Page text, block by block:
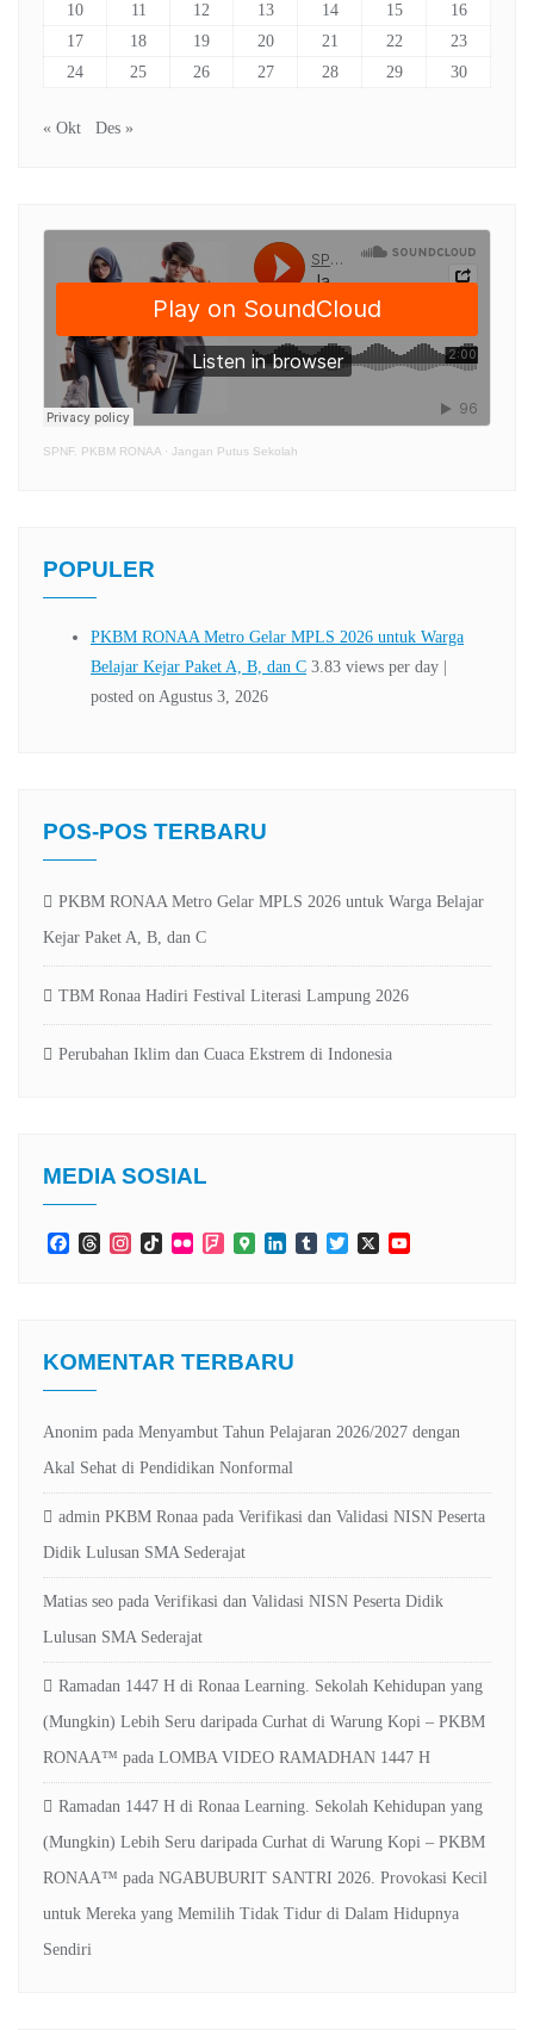
10 11 12 13 14 15
16
17
18 19 20 21 22
23
24
25 26 27 28 29 30
« Okt Des »
SPNF. PKBM RONAA · Jangan Putus Sekolah
POPULER
POS-POS TERBARU
PKBM RONAA Metro Gelar MPLS 2026 untuk Warga Belajar
Kejar Paket A, B, dan C
TBM Ronaa Hadiri Festival Literasi Lampung 2026
Perubahan Iklim dan Cuaca Ekstrem di Indonesia
MEDIA SOSIAL
FacebookThreadsInstagramTikTokFlickr Foursquare
GoogleLinkedInTumblrTwitter
X
KOMENTAR TERBARU
Anonim pada Menyambut Tahun Pelajaran 2026/2027 dengan
Akal Sehat di Pendidikan Nonformal
admin PKBM Ronaa pada Verifikasi dan Validasi NISN Peserta
Didik Lulusan SMA Sederajat
Matias seo pada Verifikasi dan Validasi NISN Peserta Didik
Lulusan SMA Sederajat
Ramadan 1447 H di Ronaa Learning. Sekolah Kehidupan yang
(Mungkin) Lebih Seru daripada Curhat di Warung Kopi – PKBM
RONAA™ pada LOMBA VIDEO RAMADHAN 1447 H
Ramadan 1447 H di Ronaa Learning. Sekolah Kehidupan yang
(Mungkin) Lebih Seru daripada Curhat di Warung Kopi – PKBM
RONAA™ pada NGABUBURIT SANTRI 2026. Provokasi Kecil
untuk Mereka yang Memilih Tidak Tidur di Dalam Hidupnya
Sendiri